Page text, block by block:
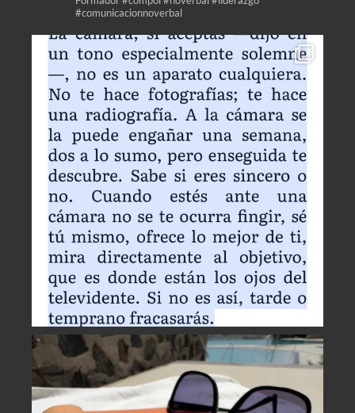
#comunicacionnoverbal